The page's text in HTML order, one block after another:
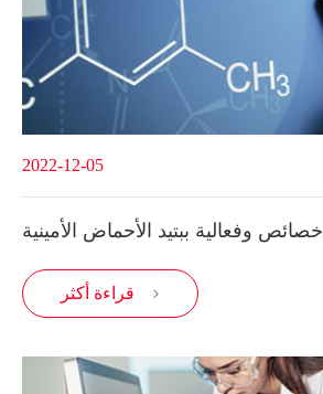
2022-12-05
خصائص وفعالية ببتيد الأحماض الأمينية
قراءة أكثر 